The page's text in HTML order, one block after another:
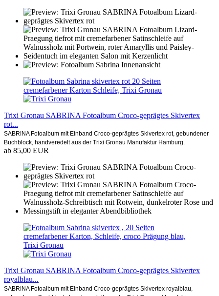
Trixi Gronau SABRINA Fotoalbum Croco-geprägtes Skivertex
rot...
SABRINA Fotoalbum mit Einband Croco-geprägtes Skivertex rot, gebundener
Buchblock, handveredelt aus der Trixi Gronau Manufaktur Hamburg.
ab 85,00 EUR
Trixi Gronau SABRINA Fotoalbum Croco-geprägtes Skivertex
royalblau...
SABRINA Fotoalbum mit Einband Croco-geprägtes Skivertex royalblau,